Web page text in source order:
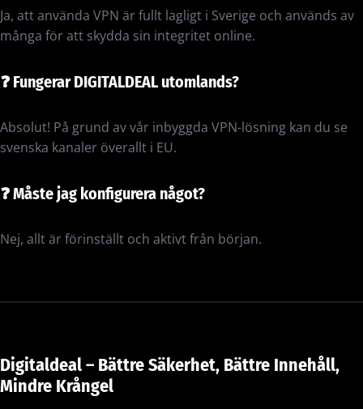
Ja, att använda VPN är fullt lagligt i Sverige och används av
många för att skydda sin integritet online.
❓ Fungerar DIGITALDEAL utomlands?
Absolut! På grund av vår inbyggda VPN-lösning kan du se
svenska kanaler överallt i EU.
❓Måste jag konfigurera något?
Nej, allt är förinställt och aktivt från början.
Digitaldeal – Bättre Säkerhet, Bättre Innehåll,
Mindre Krångel